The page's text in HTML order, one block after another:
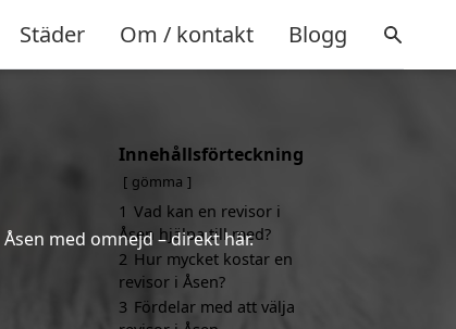
Städer Om / kontakt Blogg
med omnejd – direkt här.
Innehållsförteckning
gömma
1 Vad kan en revisor i
Åsen hjälpa till med?
2 Hur mycket kostar en
revisor i Åsen?
3 Fördelar med att välja